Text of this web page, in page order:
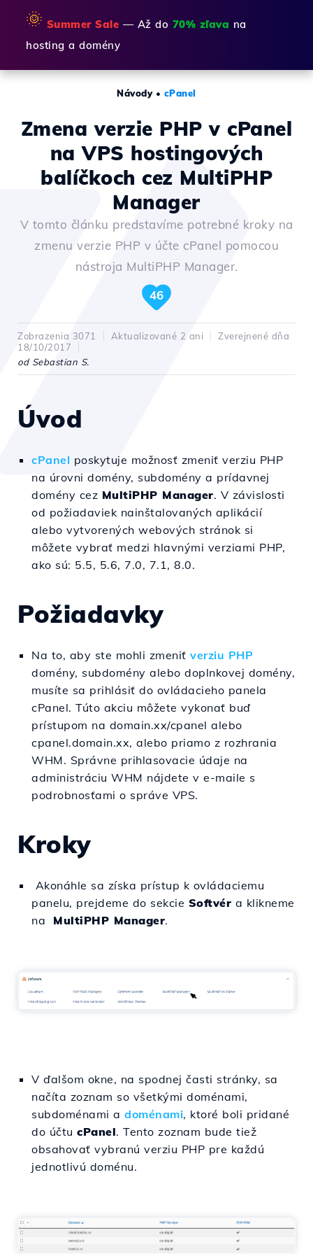
🌞 Summer Sale — Až do 70% zľava na
hosting a domény
Návody• cPanel
Zmena verzie PHP v cPanel
na VPS hostingových
balíčkoch cez MultiPHP
Manager
V tomto článku predstavíme potrebné kroky na
zmenu verzie PHP v účte cPanel pomocou
nástroja MultiPHP Manager.
46
Zobrazenia 3071 Aktualizované 2 ani
Zverejnené dňa
18/10/2017
od Sebastian S.
Úvod
cPanel poskytuje možnosť zmeniť verziu PHP
na úrovni domény, subdomény a prídavnej
domény cez MultiPHP Manager. V závislosti
od požiadaviek nainštalovaných aplikácií
alebo vytvorených webových stránok si
môžete vybrať medzi hlavnými verziami PHP,
ako sú: 5.5, 5.6, 7.0, 7.1, 8.0.
Požiadavky
Na to, aby ste mohli zmeniť verziu PHP
domény, subdomény alebo doplnkovej domény,
musíte sa prihlásiť do ovládacieho panela
cPanel. Túto akciu môžete vykonať buď
prístupom na domain.xx/cpanel alebo
cpanel.domain.xx, alebo priamo z rozhrania
WHM. Správne prihlasovacie údaje na
administráciu WHM nájdete v e-maile s
podrobnosťami o správe VPS.
Kroky
Akonáhle sa získa prístup k ovládaciemu
panelu, prejdeme do sekcie Softvér a klikneme
na MultiPHP Manager.
V ďalšom okne, na spodnej časti stránky, sa
načíta zoznam so všetkými doménami,
subdoménami a doménami, ktoré boli pridané
do účtu cPanel. Tento zoznam bude tiež
obsahovať vybranú verziu PHP pre každú
jednotlivú doménu.